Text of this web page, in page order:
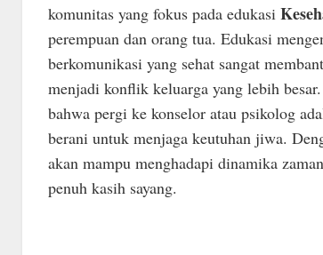
komunitas yang fokus pada edukasi
perempuan dan orang tua. Edukasi
berkomunikasi yang sehat sangat
menjadi konflik keluarga yang lebih
bahwa pergi ke konselor atau psikolog
berani untuk menjaga keutuhan jiwa.
akan mampu menghadapi dinamika
penuh kasih sayang.